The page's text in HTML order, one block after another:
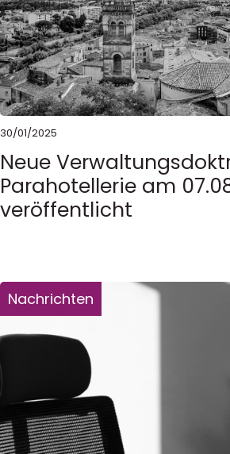
30/01/2025
Neue
Parahotellerie am
veröffentlicht
Nachrichten